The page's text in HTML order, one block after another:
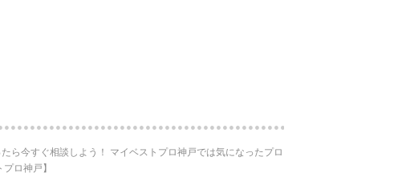
ら今すぐ相談しよう！ マイベストプロ神戸では気になったプロ
ロ神戸】